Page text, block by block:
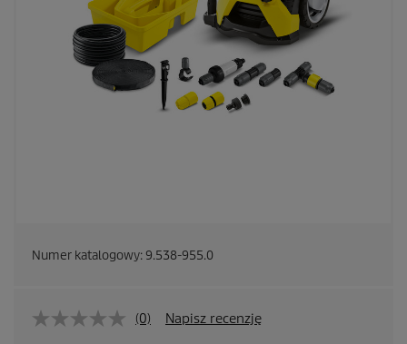
Numer katalogowy: 9.538-955.0
(0) Napisz recenzję